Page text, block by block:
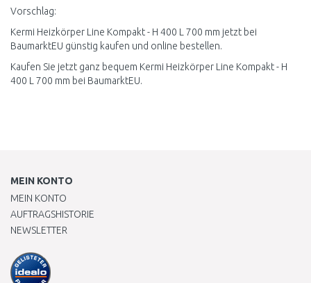
Vorschlag:
Kermi Heizkörper Line Kompakt - H 400 L 700 mm jetzt bei
BaumarktEU günstig kaufen und online bestellen.
Kaufen Sie jetzt ganz bequem Kermi Heizkörper Line Kompakt - H
400 L 700 mm bei BaumarktEU.
MEIN KONTO
MEIN KONTO
AUFTRAGSHISTORIE
NEWSLETTER